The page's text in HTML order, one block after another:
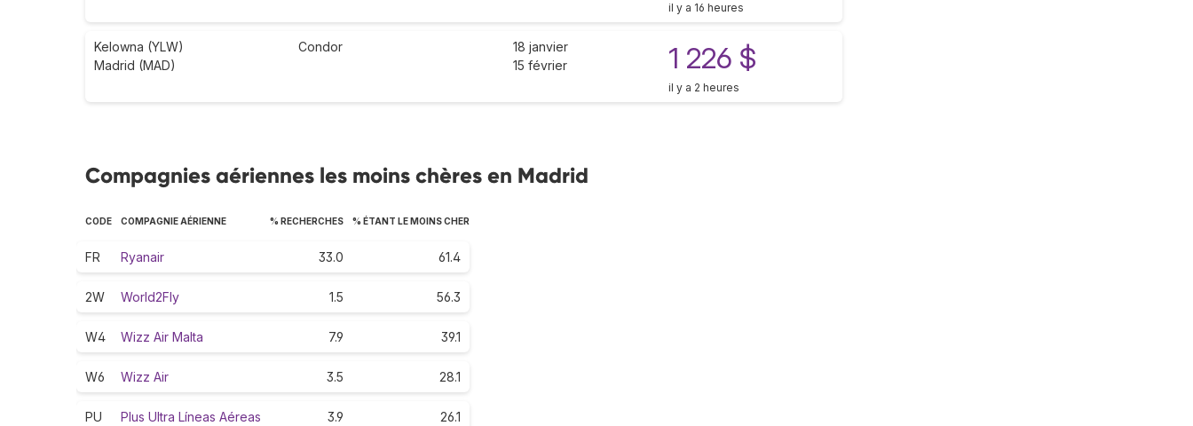
il y a 16 heures
Kelowna (YLW)
Madrid (MAD)
Condor
18 janvier
15 février
1 226 $
il y a 2 heures
Compagnies aériennes les moins chères en Madrid
CODE COMPAGNIE AÉRIENNE % RECHERCHES % ÉTANT LE MOINS CHER
FR Ryanair 33.0 61.4
2W World2Fly 1.5 56.3
W4 Wizz Air Malta 7.9 39.1
W6 Wizz Air 3.5 28.1
PU Plus Ultra Líneas Aéreas 3.9 26.1